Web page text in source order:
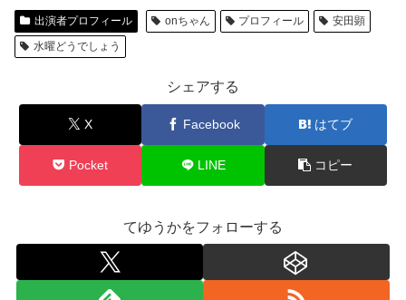
出演者プロフィール onちゃん プロフィール
安田顕
水曜どうでしょう
シェアする
X Facebook はてブ
Pocket LINE コピー
てゆうかをフォローする